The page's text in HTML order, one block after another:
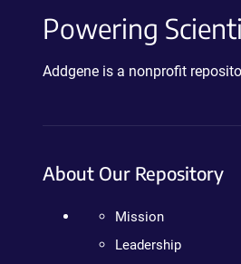
Powering
Addgene is a nonprofit
About Our Repository
Mission
Leadership